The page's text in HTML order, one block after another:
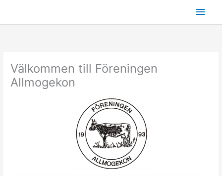
innehåll
Välkommen till Föreningen
Allmogekon